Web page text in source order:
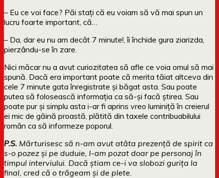
– Eu ce voi face? Păi stați că eu voiam să vă mai spun un
lucru foarte important, că…
– Da, dar eu nu am decât 7 minute!, îi închide gura ziarizda,
pierzându-se în zare.
Nici măcar nu a avut curiozitatea să afle ce voia omul să mai
spună. Dacă era important poate că merita tăiat altceva din
cele 7 minute gata înregistrate și băgat asta. Sau poate
putea să folosească informația ca să-și facă știrea. Sau
poate pur și simplu asta i-ar fi aprins vreo luminiță în creierul
ei mic de găină proastă, plătită din taxele contribuabilului
român ca să informeze poporul.
P.S. Mărturisesc să n-am avut atâta prezență de spirit ca
s-o pozez și pe duduie, l-am pozat doar pe personaj în
timpul interviului. Dacă știam ce-i va slobozi gurița la
final, cred că o trăgeam și de plete.